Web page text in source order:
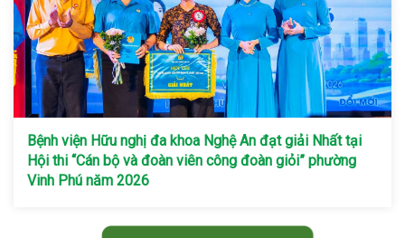
Bệnh viện Hữu nghị đa khoa Nghệ An đạt giải Nhất tại
Hội thi “Cán bộ và đoàn viên công đoàn giỏi” phường
Vinh Phú năm 2026